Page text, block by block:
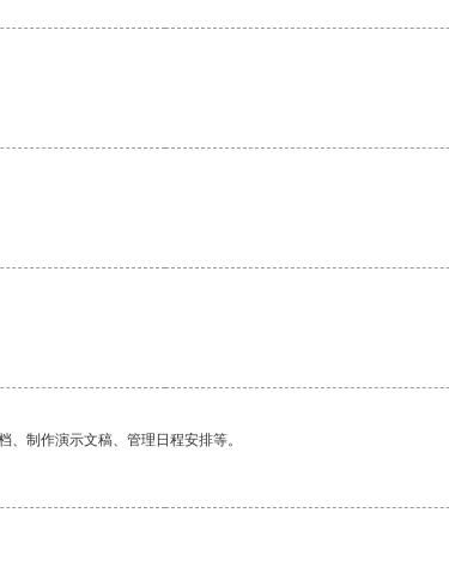
制作演示文稿、管理日程安排等。